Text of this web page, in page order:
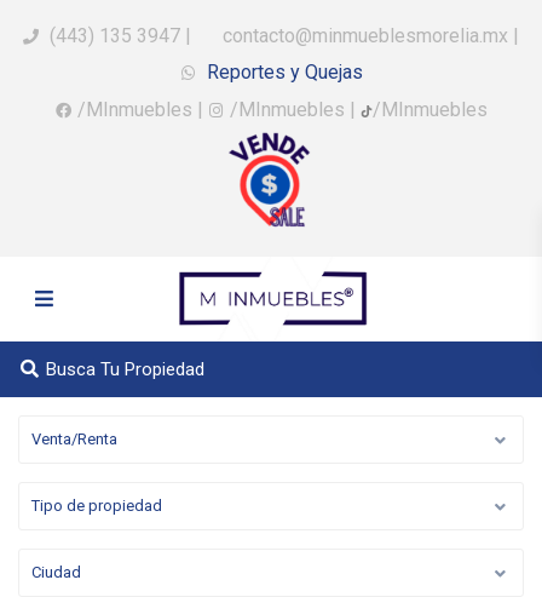
(443) 135 3947 | contacto@minmueblesmorelia.mx |
Reportes y Quejas
/MInmuebles | /MInmuebles | /MInmuebles
Busca Tu Propiedad
Venta/Renta
Tipo de propiedad
Ciudad